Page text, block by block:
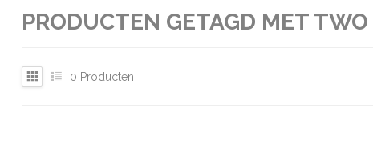
PRODUCTEN GETAGD MET
0 Producten